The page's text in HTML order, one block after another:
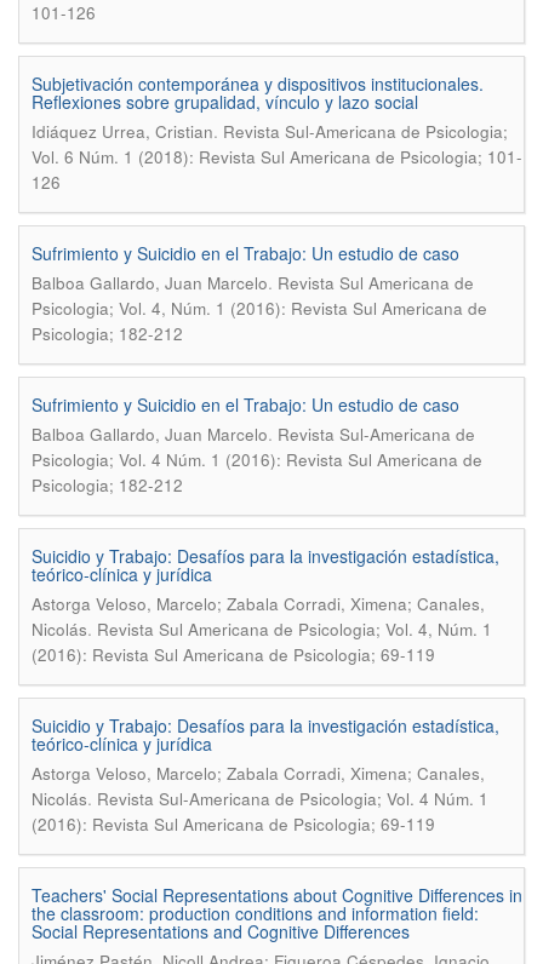
101-126
Subjetivación contemporánea y dispositivos institucionales.
Reflexiones sobre grupalidad, ví­nculo y lazo social
Idiáquez Urrea, Cristian. Revista Sul-Americana de Psicologia;
Vol. 6 Núm. 1 (2018): Revista Sul Americana de Psicologia; 101-
126
Sufrimiento y Suicidio en el Trabajo: Un estudio de caso
Balboa Gallardo, Juan Marcelo. Revista Sul Americana de
Psicologia; Vol. 4, Núm. 1 (2016): Revista Sul Americana de
Psicologia; 182-212
Sufrimiento y Suicidio en el Trabajo: Un estudio de caso
Balboa Gallardo, Juan Marcelo. Revista Sul-Americana de
Psicologia; Vol. 4 Núm. 1 (2016): Revista Sul Americana de
Psicologia; 182-212
Suicidio y Trabajo: Desafíos para la investigación estadística,
teórico-clínica y jurídica
Astorga Veloso, Marcelo; Zabala Corradi, Ximena; Canales,
Nicolás. Revista Sul Americana de Psicologia; Vol. 4, Núm. 1
(2016): Revista Sul Americana de Psicologia; 69-119
Suicidio y Trabajo: Desafí­os para la investigación estadí­stica,
teórico-clí­nica y jurí­dica
Astorga Veloso, Marcelo; Zabala Corradi, Ximena; Canales,
Nicolás. Revista Sul-Americana de Psicologia; Vol. 4 Núm. 1
(2016): Revista Sul Americana de Psicologia; 69-119
Teachers' Social Representations about Cognitive Differences in
the classroom: production conditions and information field:
Social Representations and Cognitive Differences